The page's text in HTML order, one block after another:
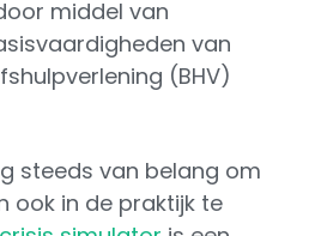
middel van
van
(BHV)
steeds van belang om
ook in de praktijk te